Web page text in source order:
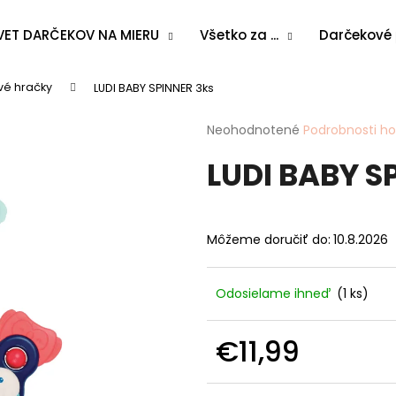
DARČEKOV NA MIERU Všetko za ... Darčekové
hračky LUDI BABY SPINNER 3ks
Priemerné
produktu
je
hviezdičiek.
Neohodnotené Podrobnosti
LUDI BABY
Môžeme doručiť do: 10.8.2026
Odosielame ihneď (1 ks)
€11,99
cena:
Čo potrebujete nájsť?
HĽADAŤ